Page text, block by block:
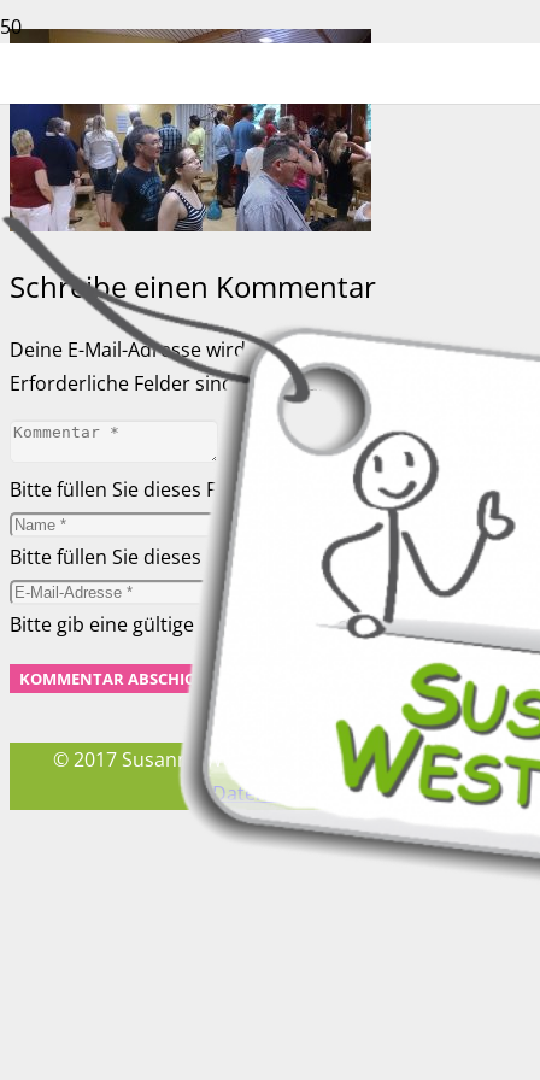
Schreibe einen Kommentar
Deine E-Mail-Adresse wird nicht veröffentlicht.
Erforderliche Felder sind mit
*markiert
Bitte füllen Sie dieses Feld aus.
Bitte füllen Sie dieses Feld aus.
Bitte gib eine gültige E-Mail-Adresse ein.
KOMMENTAR ABSCHICKEN
© 2017 Susanne Westermann –Impressumund
Datenschutz